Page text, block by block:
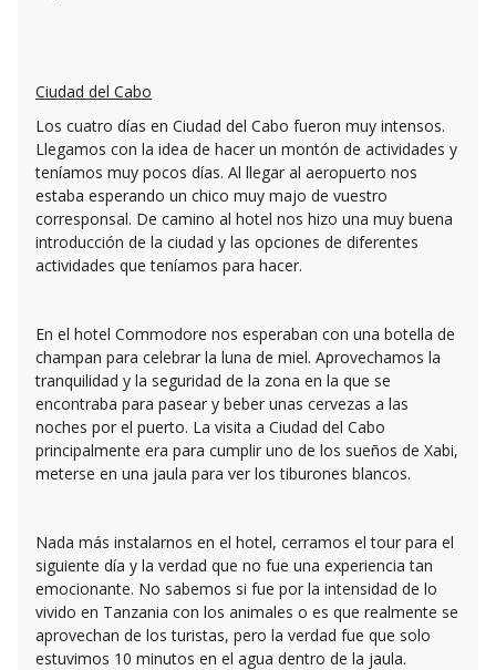
Ciudad del Cabo
Los cuatro días en Ciudad del Cabo fueron muy intensos.
Llegamos con la idea de hacer un montón de actividades y
teníamos muy pocos días. Al llegar al aeropuerto nos
estaba esperando un chico muy majo de vuestro
corresponsal. De camino al hotel nos hizo una muy buena
introducción de la ciudad y las opciones de diferentes
actividades que teníamos para hacer.
En el hotel Commodore nos esperaban con una botella de
champan para celebrar la luna de miel. Aprovechamos la
tranquilidad y la seguridad de la zona en la que se
encontraba para pasear y beber unas cervezas a las
noches por el puerto. La visita a Ciudad del Cabo
principalmente era para cumplir uno de los sueños de Xabi,
meterse en una jaula para ver los tiburones blancos.
Nada más instalarnos en el hotel, cerramos el tour para el
siguiente día y la verdad que no fue una experiencia tan
emocionante. No sabemos si fue por la intensidad de lo
vivido en Tanzania con los animales o es que realmente se
aprovechan de los turistas, pero la verdad fue que solo
estuvimos 10 minutos en el agua dentro de la jaula.